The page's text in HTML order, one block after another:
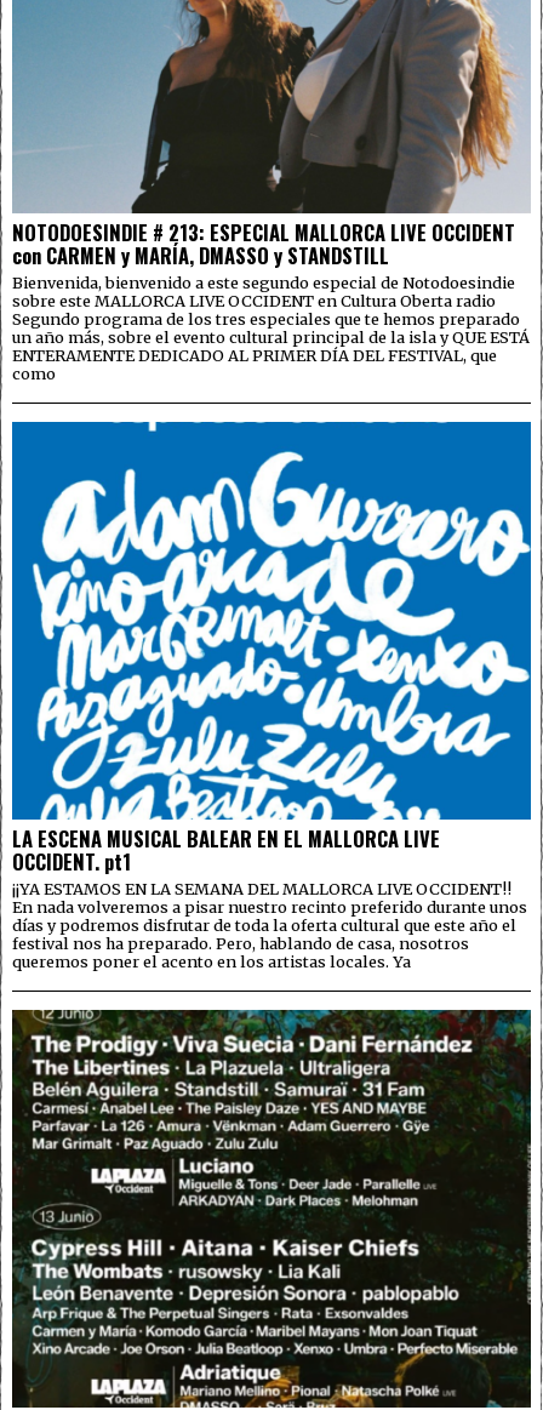
NOTODOESINDIE # 213: ESPECIAL MALLORCA LIVE OCCIDENT
con CARMEN y MARÍA, DMASSO y STANDSTILL
Bienvenida, bienvenido a este segundo especial de Notodoesindie
sobre este MALLORCA LIVE OCCIDENT en Cultura Oberta radio
Segundo programa de los tres especiales que te hemos preparado
un año más, sobre el evento cultural principal de la isla y QUE ESTÁ
ENTERAMENTE DEDICADO AL PRIMER DÍA DEL FESTIVAL, que
como
LA ESCENA MUSICAL BALEAR EN EL MALLORCA LIVE
OCCIDENT. pt1
¡¡YA ESTAMOS EN LA SEMANA DEL MALLORCA LIVE OCCIDENT!!
En nada volveremos a pisar nuestro recinto preferido durante unos
días y podremos disfrutar de toda la oferta cultural que este año el
festival nos ha preparado. Pero, hablando de casa, nosotros
queremos poner el acento en los artistas locales. Ya